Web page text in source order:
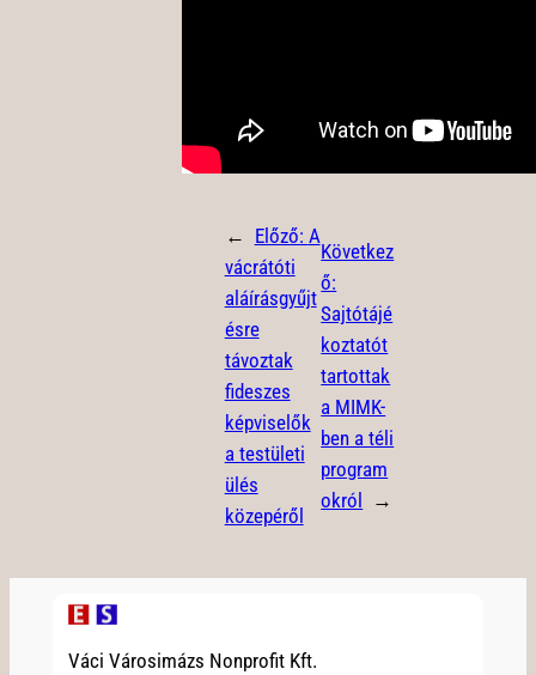
← Előző: A
vácrátóti
aláírásgyűjt
ésre
távoztak
fideszes
képviselők
a testületi
ülés
közepéről
Következ
ő:
Sajtótájé
koztatót
tartottak
a MIMK-
ben a téli
program
okról
→
Váci Városimázs Nonprofit Kft.